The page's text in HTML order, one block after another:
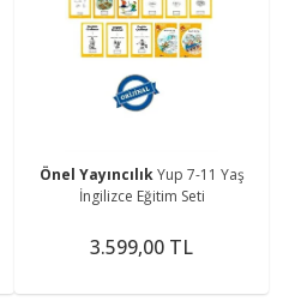
Önel YayıncılıkYup 7-11 Yaş
İngilizce Eğitim Seti
3.599,00 TL